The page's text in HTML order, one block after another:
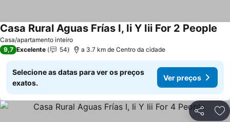
Casa/apartamento inteiro
Casa Rural Aguas Frías I, Ii Y Iii For 2 People
9,7 Excelente 54 a 3.7 km de Centro da cidade
Selecione as datas para ver os preços
exatos.
Ver preços
Partilhar